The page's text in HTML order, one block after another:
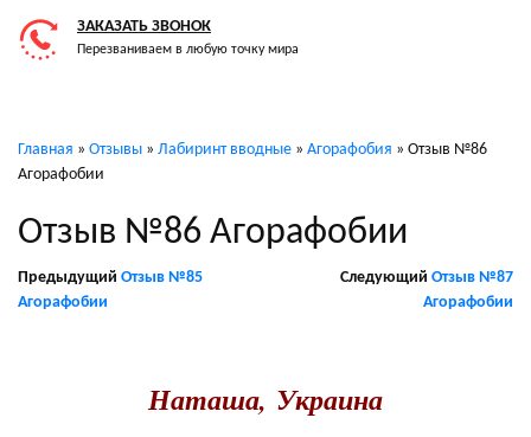
ЗАКАЗАТЬ ЗВОНОК
Перезваниваем в любую точку мира
Главная » Отзывы » Лабиринт вводные » Агорафобия » Отзыв №86
Агорафобии
Отзыв №86 Агорафобии
Предыдущий Отзыв №85
Агорафобии
Следующий Отзыв №87
Агорафобии
Наташа, Украина